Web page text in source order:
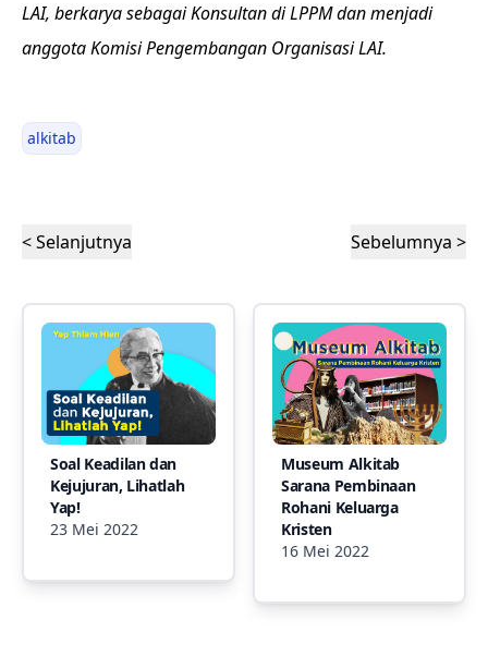
LAI, berkarya sebagai Konsultan di LPPM dan menjadi
anggota Komisi Pengembangan Organisasi LAI.
alkitab
< Selanjutnya Sebelumnya >
Soal Keadilan dan
Kejujuran, Lihatlah
Yap!
23 Mei 2022
Museum Alkitab
Sarana Pembinaan
Rohani Keluarga
Kristen
16 Mei 2022